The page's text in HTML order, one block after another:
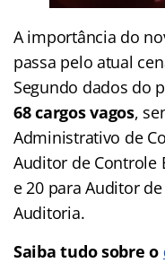
A importância do
passa pelo atual
Segundo dados do
68 cargos vagos,
Administrativo de
Auditor de Controle
e 20 para Auditor
Auditoria.
Saiba tudo sobre o